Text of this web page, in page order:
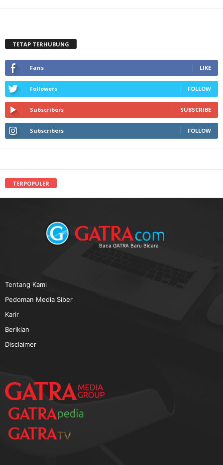
TETAP TERHUBUNG
Fans LIKE
Followers FOLLOW
Subscribers SUBSCRIBE
Subscribers FOLLOW
TERPOPULER